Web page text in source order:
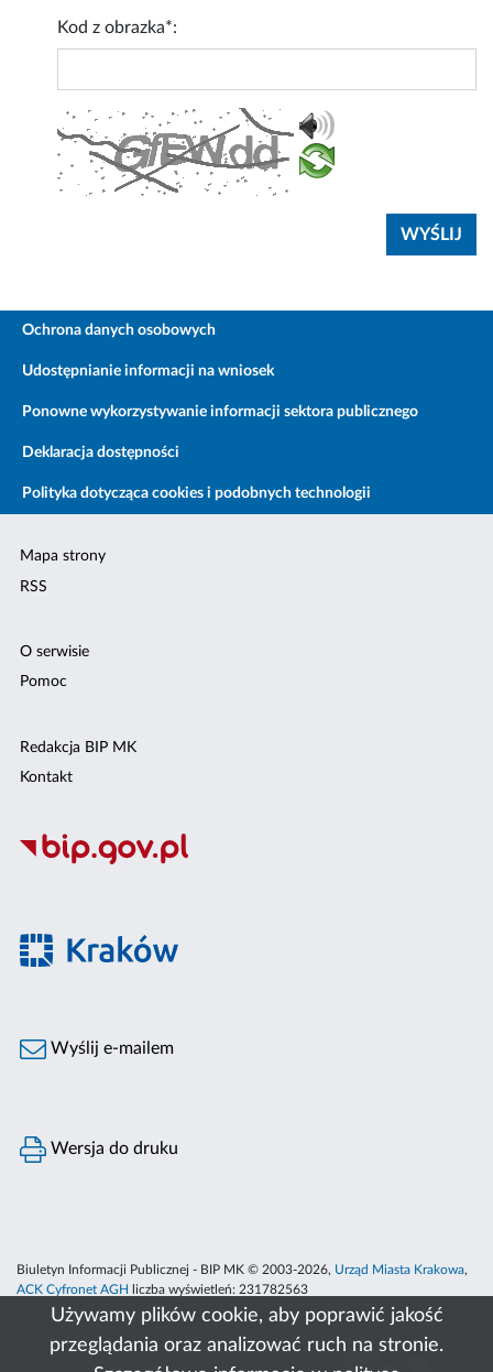
Używamy plików cookie, aby poprawić jakość
przeglądania oraz analizować ruch na stronie.
Kod z obrazka*:
Ochrona danych osobowych
Udostępnianie informacji na wniosek
Ponowne wykorzystywanie informacji sektora publicznego
Deklaracja dostępności
Polityka dotycząca cookies i podobnych technologii
Mapa strony
RSS
O serwisie
Pomoc
Redakcja BIP MK
Kontakt
Wyślij e-mailem
Wersja do druku
Biuletyn Informacji Publicznej - BIP MK © 2003-2026, Urząd Miasta Krakowa,
ACK Cyfronet AGH
liczba wyświetleń: 231782563